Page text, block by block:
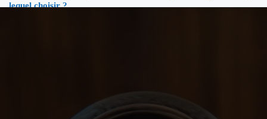
lequel choisir ?
DeLonghi Specialista Arte EC9155 : Test Complet 2026